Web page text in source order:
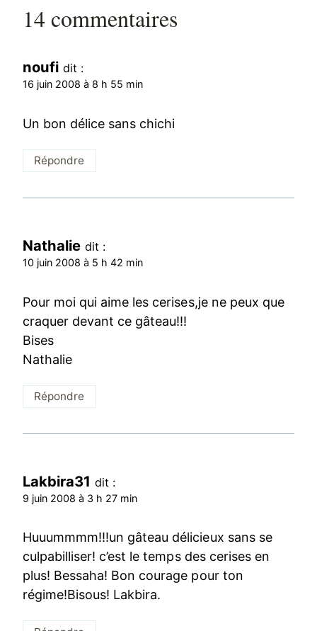
14 commentaires
noufi dit :
16 juin 2008 à 8 h 55 min
Un bon délice sans chichi
Répondre
Nathalie dit :
10 juin 2008 à 5 h 42 min
Pour moi qui aime les cerises,je ne peux que
craquer devant ce gâteau!!!
Bises
Nathalie
Répondre
Lakbira31 dit :
9 juin 2008 à 3 h 27 min
Huuummmm!!!un gâteau délicieux sans se
culpabilliser! c’est le temps des cerises en
plus! Bessaha! Bon courage pour ton
régime!Bisous! Lakbira.